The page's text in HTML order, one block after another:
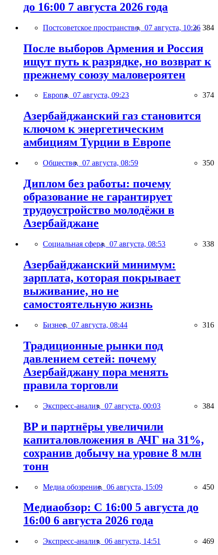
до 16:00 7 августа 2026 года
Постсоветское пространство, 07 августа, 10:26 384
После выборов Армения и Россия
ищут путь к разрядке, но возврат к
прежнему союзу маловероятен
Европа, 07 августа, 09:23 374
Азербайджанский газ становится
ключом к энергетическим
амбициям Турции в Европе
Общество, 07 августа, 08:59 350
Диплом без работы: почему
образование не гарантирует
трудоустройство молодёжи в
Азербайджане
Социальная сфера, 07 августа, 08:53 338
Азербайджанский минимум:
зарплата, которая покрывает
выживание, но не
самостоятельную жизнь
Бизнес, 07 августа, 08:44 316
Традиционные рынки под
давлением сетей: почему
Азербайджану пора менять
правила торговли
Экспресс-анализ, 07 августа, 00:03 384
BP и партнёры увеличили
капиталовложения в АЧГ на 31%,
сохранив добычу на уровне 8 млн
тонн
Медиа обозрение, 06 августа, 15:09 450
Медиаобзор: С 16:00 5 августа до
16:00 6 августа 2026 года
Экспресс-анализ, 06 августа, 14:51 469